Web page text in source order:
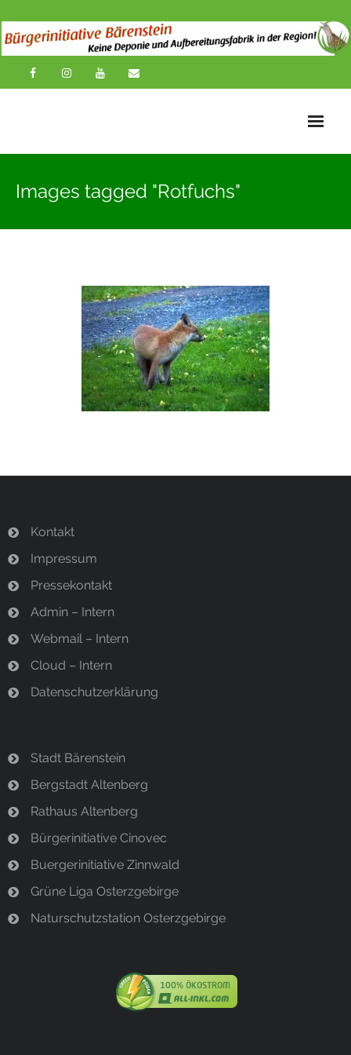
News
Publikationen
Impressionen
Termine
Newsletter
Images tagged "Rotfuchs"
Kontakt
Impressum
Pressekontakt
Admin – Intern
Webmail – Intern
Cloud – Intern
Datenschutzerklärung
Stadt Bärenstein
Bergstadt Altenberg
Rathaus Altenberg
Bürgerinitiative Cinovec
Buergerinitiative Zinnwald
Grüne Liga Osterzgebirge
Naturschutzstation Osterzgebirge